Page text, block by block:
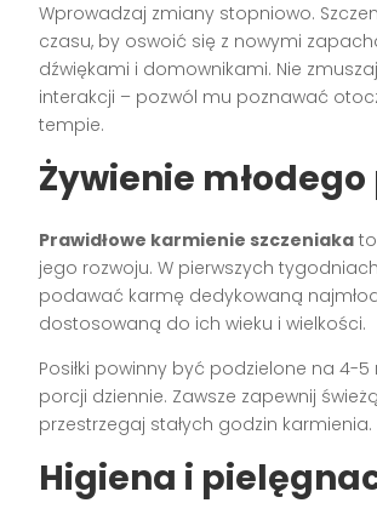
Wprowadzaj zmiany stopniowo.
czasu, by oswoić się z nowymi
dźwiękami i domownikami. Nie
interakcji – pozwól mu poznawać
tempie.
Żywienie młodego
Prawidłowe karmienie szczeniaka
jego rozwoju. W pierwszych
podawać karmę dedykowaną
dostosowaną do ich wieku i wielkości.
Posiłki powinny być podzielone na 4-5
porcji dziennie. Zawsze zapewnij
przestrzegaj stałych godzin karmienia.
Higiena i